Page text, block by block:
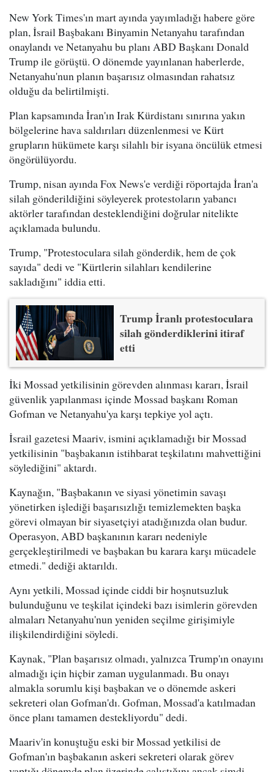
New York Times'ın mart ayında yayımladığı habere göre
plan, İsrail Başbakanı Binyamin Netanyahu tarafından
onaylandı ve Netanyahu bu planı ABD Başkanı Donald
Trump ile görüştü. O dönemde yayınlanan haberlerde,
Netanyahu'nun planın başarısız olmasından rahatsız
olduğu da belirtilmişti.
Plan kapsamında İran'ın Irak Kürdistanı sınırına yakın
bölgelerine hava saldırıları düzenlenmesi ve Kürt
grupların hükümete karşı silahlı bir isyana öncülük etmesi
öngörülüyordu.
Trump, nisan ayında Fox News'e verdiği röportajda İran'a
silah gönderildiğini söyleyerek protestoların yabancı
aktörler tarafından desteklendiğini doğrular nitelikte
açıklamada bulundu.
Trump, "Protestoculara silah gönderdik, hem de çok
sayıda" dedi ve "Kürtlerin silahları kendilerine
sakladığını" iddia etti.
Trump İranlı protestoculara
silah gönderdiklerini itiraf
etti
İki Mossad yetkilisinin görevden alınması kararı, İsrail
güvenlik yapılanması içinde Mossad başkanı Roman
Gofman ve Netanyahu'ya karşı tepkiye yol açtı.
İsrail gazetesi Maariv, ismini açıklamadığı bir Mossad
yetkilisinin "başbakanın istihbarat teşkilatını mahvettiğini
söylediğini" aktardı.
Kaynağın, "Başbakanın ve siyasi yönetimin savaşı
yönetirken işlediği başarısızlığı temizlemekten başka
görevi olmayan bir siyasetçiyi atadığınızda olan budur.
Operasyon, ABD başkanının kararı nedeniyle
gerçekleştirilmedi ve başbakan bu karara karşı mücadele
etmedi." dediği aktarıldı.
Aynı yetkili, Mossad içinde ciddi bir hoşnutsuzluk
bulunduğunu ve teşkilat içindeki bazı isimlerin görevden
almaları Netanyahu'nun yeniden seçilme girişimiyle
ilişkilendirdiğini söyledi.
Kaynak, "Plan başarısız olmadı, yalnızca Trump'ın onayını
almadığı için hiçbir zaman uygulanmadı. Bu onayı
almakla sorumlu kişi başbakan ve o dönemde askeri
sekreteri olan Gofman'dı. Gofman, Mossad'a katılmadan
önce planı tamamen destekliyordu" dedi.
Maariv'in konuştuğu eski bir Mossad yetkilisi de
Gofman'ın başbakanın askeri sekreteri olarak görev